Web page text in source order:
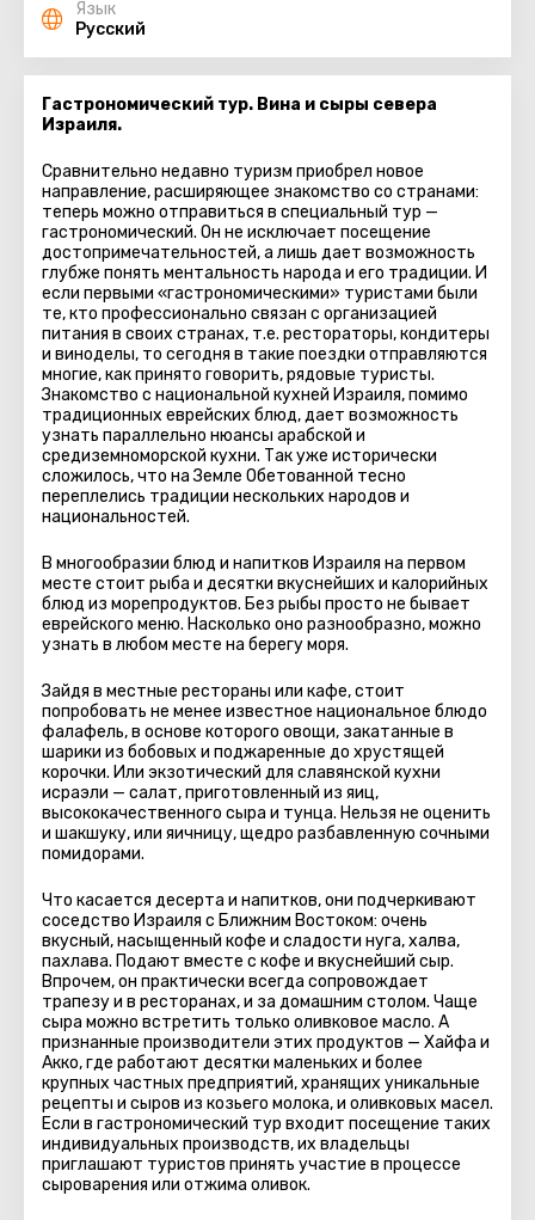
Язык
Русский
Гастрономический тур. Вина и сыры севера
Израиля.
Сравнительно недавно туризм приобрел новое
направление, расширяющее знакомство со странами:
теперь можно отправиться в специальный тур —
гастрономический. Он не исключает посещение
достопримечательностей, а лишь дает возможность
глубже понять ментальность народа и его традиции. И
если первыми «гастрономическими» туристами были
те, кто профессионально связан с организацией
питания в своих странах, т.е. рестораторы, кондитеры
и виноделы, то сегодня в такие поездки отправляются
многие, как принято говорить, рядовые туристы.
Знакомство с национальной кухней Израиля, помимо
традиционных еврейских блюд, дает возможность
узнать параллельно нюансы арабской и
средиземноморской кухни. Так уже исторически
сложилось, что на Земле Обетованной тесно
переплелись традиции нескольких народов и
национальностей.
В многообразии блюд и напитков Израиля на первом
месте стоит рыба и десятки вкуснейших и калорийных
блюд из морепродуктов. Без рыбы просто не бывает
еврейского меню. Насколько оно разнообразно, можно
узнать в любом месте на берегу моря.
Зайдя в местные рестораны или кафе, стоит
попробовать не менее известное национальное блюдо
фалафель, в основе которого овощи, закатанные в
шарики из бобовых и поджаренные до хрустящей
корочки. Или экзотический для славянской кухни
исраэли — салат, приготовленный из яиц,
высококачественного сыра и тунца. Нельзя не оценить
и шакшуку, или яичницу, щедро разбавленную сочными
помидорами.
Что касается десерта и напитков, они подчеркивают
соседство Израиля с Ближним Востоком: очень
вкусный, насыщенный кофе и сладости нуга, халва,
пахлава. Подают вместе с кофе и вкуснейший сыр.
Впрочем, он практически всегда сопровождает
трапезу и в ресторанах, и за домашним столом. Чаще
сыра можно встретить только оливковое масло. А
признанные производители этих продуктов — Хайфа и
Акко, где работают десятки маленьких и более
крупных частных предприятий, хранящих уникальные
рецепты и сыров из козьего молока, и оливковых масел.
Если в гастрономический тур входит посещение таких
индивидуальных производств, их владельцы
приглашают туристов принять участие в процессе
сыроварения или отжима оливок.